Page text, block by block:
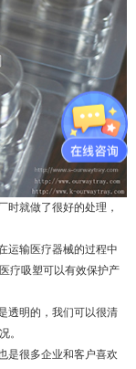
就做了很好的处理，
输医疗器械的过程中
疗吸塑可以有效保护产
明的，我们可以很清
。
很多企业和客户喜欢